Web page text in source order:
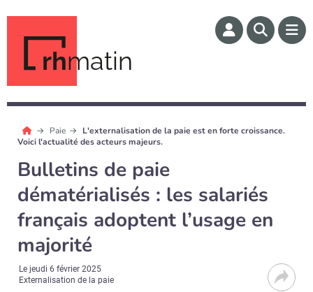
rhmatin
Paie
L'externalisation de la paie est en forte croissance.
Voici l'actualité des acteurs majeurs.
Bulletins de paie
dématérialisés : les salariés
français adoptent l’usage en
majorité
Lejeudi 6 février 2025
Externalisation de la paie